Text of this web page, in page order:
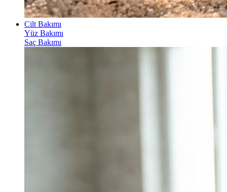
Cilt Bakımı
Yüz Bakımı
Saç Bakımı